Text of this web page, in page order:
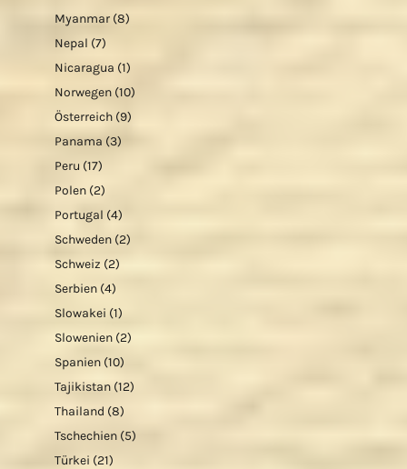
Myanmar (8)
Nepal (7)
Nicaragua (1)
Norwegen (10)
Österreich (9)
Panama (3)
Peru (17)
Polen (2)
Portugal (4)
Schweden (2)
Schweiz (2)
Serbien (4)
Slowakei (1)
Slowenien (2)
Spanien (10)
Tajikistan (12)
Thailand (8)
Tschechien (5)
Türkei (21)